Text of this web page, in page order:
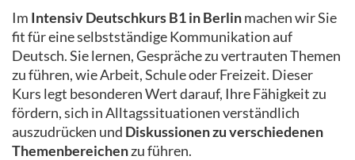
Im Intensiv Deutschkurs B1 in Berlinmachen wir Sie
fit für eine selbstständige Kommunikation auf
Deutsch. Sie lernen, Gespräche zu vertrauten Themen
zu führen, wie Arbeit, Schule oder Freizeit. Dieser
Kurs legt besonderen Wert darauf, Ihre Fähigkeit zu
fördern, sich in Alltagssituationen verständlich
auszudrücken und Diskussionen zu verschiedenen
Themenbereichenzu führen.